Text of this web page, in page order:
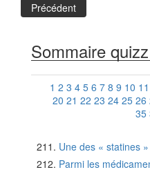
Précédent
Sommaire quizz
1 2 3 4 5 6 7 8 9 10 11
20 21 22 23 24 25 26
35
Une des « statines
Parmi les